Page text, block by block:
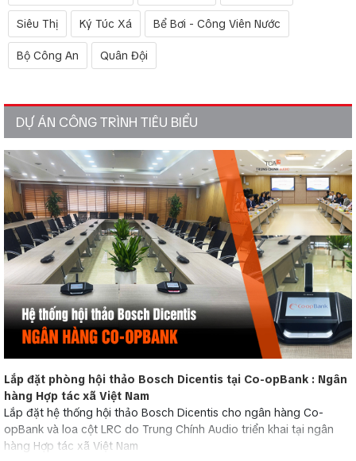
Siêu Thị Ký Túc Xá Bể Bơi - Công Viên Nước
Bộ Công An Quân Đội
DỰ ÁN CÔNG TRÌNH TIÊU BIỂU
Lắp đặt phòng hội thảo Bosch Dicentis tại Co-opBank : Ngân
hàng Hợp tác xã Việt Nam
Lắp đặt hệ thống hội thảo Bosch Dicentis cho ngân hàng Co-
opBank và loa cột LRC do Trung Chính Audio triển khai tại ngân
hàng Hợp tác xã Việt Nam